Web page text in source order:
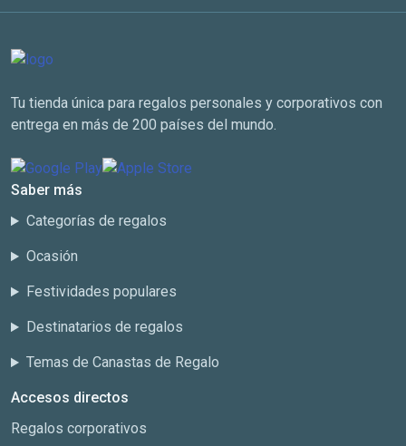
Tu tienda única para regalos personales y corporativos con
entrega en más de 200 países del mundo.
Saber más
Categorías de regalos
Ocasión
Festividades populares
Destinatarios de regalos
Temas de Canastas de Regalo
Accesos directos
Regalos corporativos